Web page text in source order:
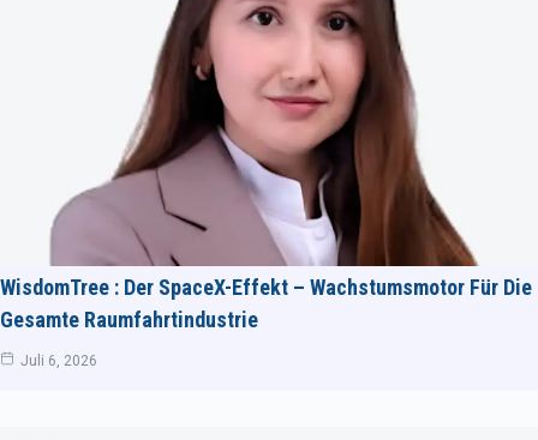
WisdomTree : Der SpaceX-Effekt – Wachstumsmotor Für Die
Gesamte Raumfahrtindustrie
Juli 6, 2026